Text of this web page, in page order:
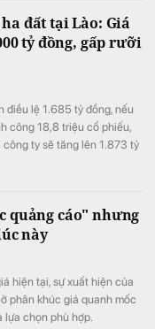
đất tại Lào: Giá
tỷ đồng, gấp rưỡi
điều lệ 1.685 tỷ đồng, nếu
công 18,8 triệu cổ phiếu,
công ty sẽ tăng lên 1.873 tỷ
quảng cáo" nhưng
này
hiện tại, sự xuất hiện của
phân khúc giá quanh mốc
lựa chọn phù hợp.